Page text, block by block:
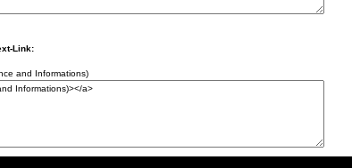
Link:
and Informations)